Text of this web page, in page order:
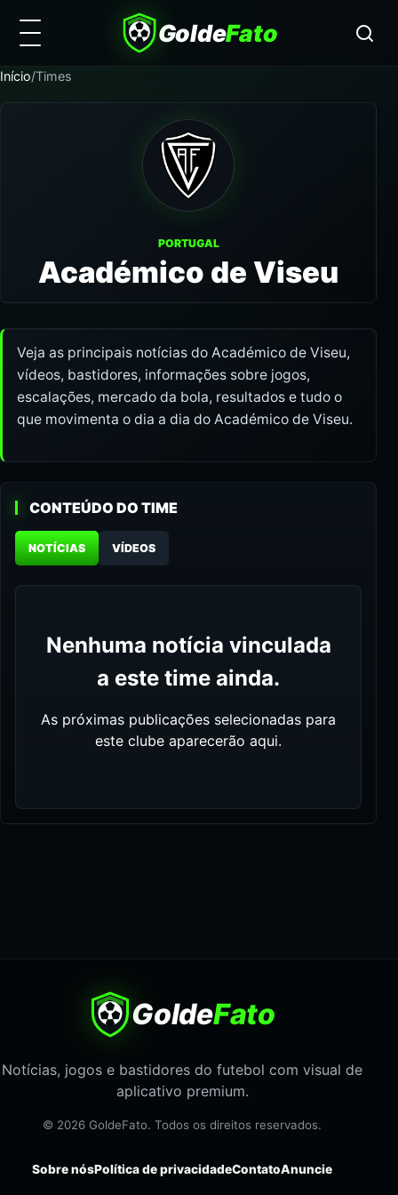
GoldeFato
Início/Times
PORTUGAL
Académico de Viseu
Veja as principais notícias do Académico de Viseu,
vídeos, bastidores, informações sobre jogos,
escalações, mercado da bola, resultados e tudo o
que movimenta o dia a dia do Académico de Viseu.
CONTEÚDO DO TIME
NOTÍCIAS VÍDEOS
Nenhuma notícia vinculada
a este time ainda.
As próximas publicações selecionadas para
este clube aparecerão aqui.
GoldeFato
Notícias, jogos e bastidores do futebol com visual de
aplicativo premium.
© 2026 GoldeFato. Todos os direitos reservados.
Sobre nósPolítica de privacidadeContatoAnuncie